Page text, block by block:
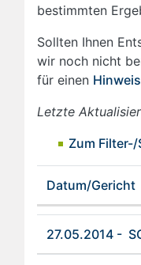
bestimmten
Sollten Ihnen
wir noch nicht
für einen Hinweis
Letzte
Zum
Datum/Gericht
27.05.2014 -